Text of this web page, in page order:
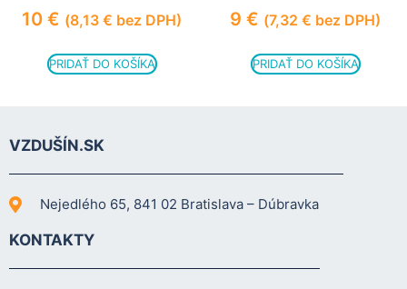
10 € (8,13 € bez DPH)
PRIDAŤ DO KOŠÍKA
9 € (7,32 € bez DPH)
PRIDAŤ DO KOŠÍKA
VZDUŠÍN.SK
Nejedlého 65, 841 02 Bratislava – Dúbravka
KONTAKTY